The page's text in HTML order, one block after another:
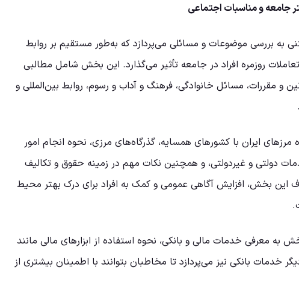
و مناسبات اجتماعی
به بررسی موضوعات و مسائلی می‌پردازد که به‌طور مستقیم بر روابط
روزمره افراد در جامعه تأثیر می‌گذارد. این بخش شامل مطالبی
و مقررات، مسائل خانوادگی، فرهنگ و آداب و رسوم، روابط بین‌المللی و
ایران با کشورهای همسایه، گذرگاه‌های مرزی، نحوه انجام امور
دولتی و غیردولتی، و همچنین نکات مهم در زمینه حقوق و تکالیف
این بخش، افزایش آگاهی عمومی و کمک به افراد برای درک بهتر محیط
به معرفی خدمات مالی و بانکی، نحوه استفاده از ابزارهای مالی مانند
خدمات بانکی نیز می‌پردازد تا مخاطبان بتوانند با اطمینان بیشتری از